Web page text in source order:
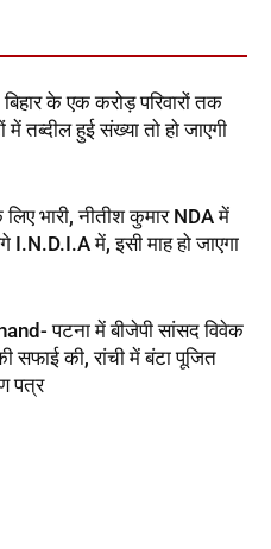
के एक करोड़ परिवारों तक
में तब्दील हुई संख्या तो हो जाएगी
लिए भारी, नीतीश कुमार NDA में
I.N.D.I.A में, इसी माह हो जाएगा
पटना में बीजेपी सांसद विवेक
सफाई की, रांची में बंटा पूजित
पत्र